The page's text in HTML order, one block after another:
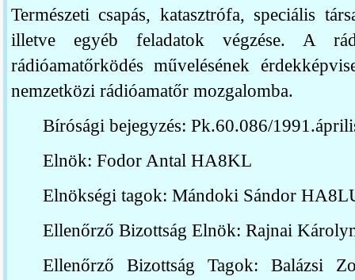
Természeti csapás, katasztrófa, speciális
illetve egyéb feladatok végzése. A
rádióamatőrködés művelésének
nemzetközi rádióamatőr mozgalomba.
Bírósági bejegyzés: Pk.60.086/
Elnök: Fodor Antal HA8KL
Elnökségi tagok: Mándoki Sándor
Ellenőrző Bizottság Elnök: Rajnai
Ellenőrző Bizottság Tagok: Balázsi